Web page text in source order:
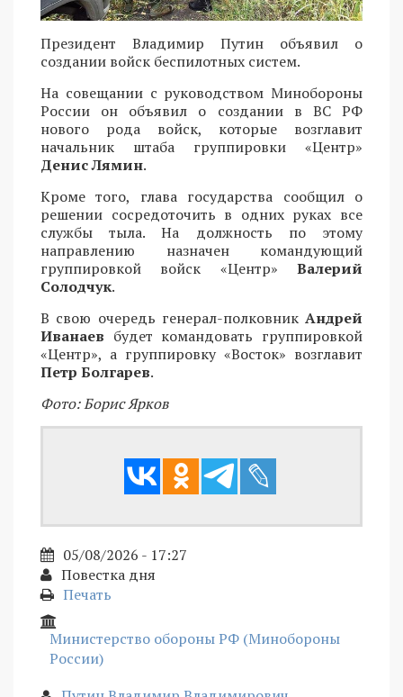
Президент Владимир Путин объявил о
создании войск беспилотных систем.
На совещании с руководством Минобороны
России он объявил о создании в ВС РФ
нового рода войск, которые возглавит
начальник штаба группировки «Центр»
Денис Лямин.
Кроме того, глава государства сообщил о
решении сосредоточить в одних руках все
службы тыла. На должность по этому
направлению назначен командующий
группировкой войск «Центр» Валерий
Солодчук.
В свою очередь генерал-полковникАндрей
Иванаев будет командовать группировкой
«Центр», а группировку «Восток» возглавит
Петр Болгарев.
Фото: Борис Ярков
05/08/2026 - 17:27
Повестка дня
Печать
Министерство обороны РФ (Минобороны
России)